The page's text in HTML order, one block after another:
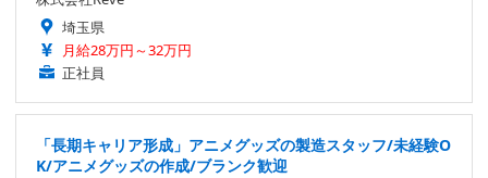
埼玉県
月給28万円～32万円
正社員
「長期キャリア形成」アニメグッズの製造スタッフ/未経験O
K/アニメグッズの作成/ブランク歓迎